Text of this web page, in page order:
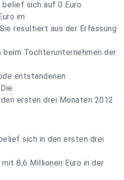
sich auf 0 Euro
im
resultiert aus der Erfassung
beim Tochterunternehmen der
entstandenen
ersten drei Monaten 2012
sich in den ersten drei
8,6 Millionen Euro in der